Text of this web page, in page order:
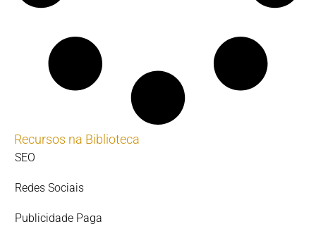
Recursos na Biblioteca
SEO
Redes Sociais
Publicidade Paga